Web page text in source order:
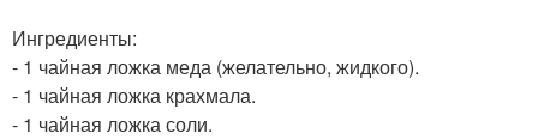
Ингредиенты:
- 1 чайная ложка меда (желательно, жидкого).
- 1 чайная ложка крахмала.
- 1 чайная ложка соли.